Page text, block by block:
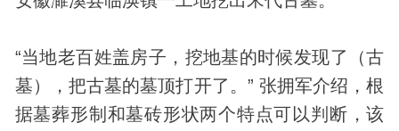
“当地老百姓盖房子，挖地基的时候发现了（古
墓），把古墓的墓顶打开了。” 张拥军介绍，根
据墓葬形制和墓砖形状两个特点可以判断，该